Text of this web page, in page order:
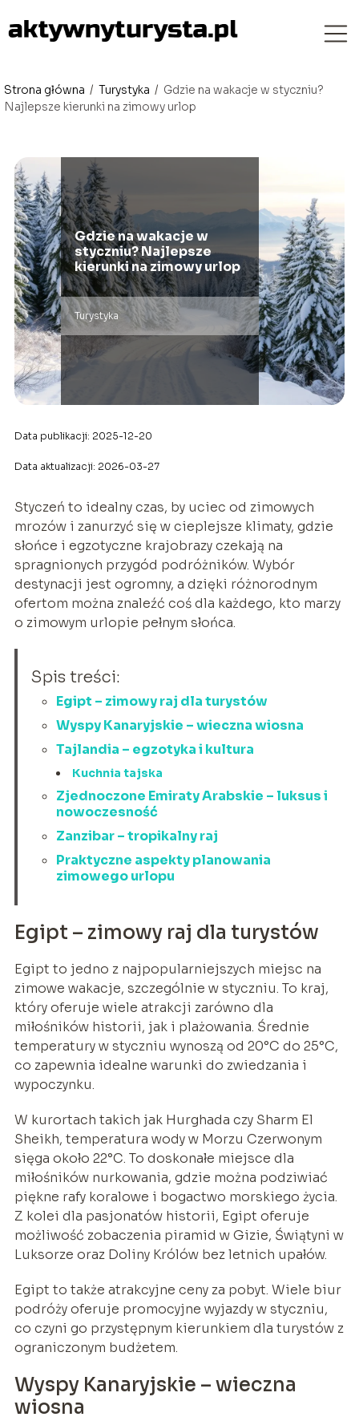
Strona główna / Turystyka / Gdzie na wakacje w styczniu?
Najlepsze kierunki na zimowy urlop
Gdzie na wakacje w
styczniu? Najlepsze
kierunki na zimowy urlop
Turystyka
Data publikacji: 2025-12-20
Data aktualizacji: 2026-03-27
Styczeń to idealny czas, by uciec od zimowych
mrozów i zanurzyć się w cieplejsze klimaty, gdzie
słońce i egzotyczne krajobrazy czekają na
spragnionych przygód podróżników. Wybór
destynacji jest ogromny, a dzięki różnorodnym
ofertom można znaleźć coś dla każdego, kto marzy
o zimowym urlopie pełnym słońca.
Spis treści:
Egipt – zimowy raj dla turystów
Wyspy Kanaryjskie – wieczna wiosna
Tajlandia – egzotyka i kultura
Kuchnia tajska
Zjednoczone Emiraty Arabskie – luksus i
nowoczesność
Zanzibar – tropikalny raj
Praktyczne aspekty planowania
zimowego urlopu
Egipt – zimowy raj dla turystów
Egipt to jedno z najpopularniejszych miejsc na
zimowe wakacje, szczególnie w styczniu. To kraj,
który oferuje wiele atrakcji zarówno dla
miłośników historii, jak i plażowania. Średnie
temperatury w styczniu wynoszą od 20°C do 25°C,
co zapewnia idealne warunki do zwiedzania i
wypoczynku.
W kurortach takich jak Hurghada czy Sharm El
Sheikh, temperatura wody w Morzu Czerwonym
sięga około 22°C. To doskonałe miejsce dla
miłośników nurkowania, gdzie można podziwiać
piękne rafy koralowe i bogactwo morskiego życia.
Z kolei dla pasjonatów historii, Egipt oferuje
możliwość zobaczenia piramid w Gizie, Świątyni w
Luksorze oraz Doliny Królów bez letnich upałów.
Egipt to także atrakcyjne ceny za pobyt. Wiele biur
podróży oferuje promocyjne wyjazdy w styczniu,
co czyni go przystępnym kierunkiem dla turystów z
ograniczonym budżetem.
Wyspy Kanaryjskie – wieczna
wiosna